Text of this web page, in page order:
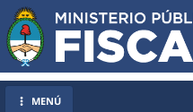
MENÚ